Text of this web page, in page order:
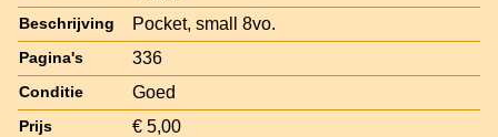
Beschrijving Pocket, small 8vo.
Pagina's 336
Conditie Goed
Prijs € 5,00